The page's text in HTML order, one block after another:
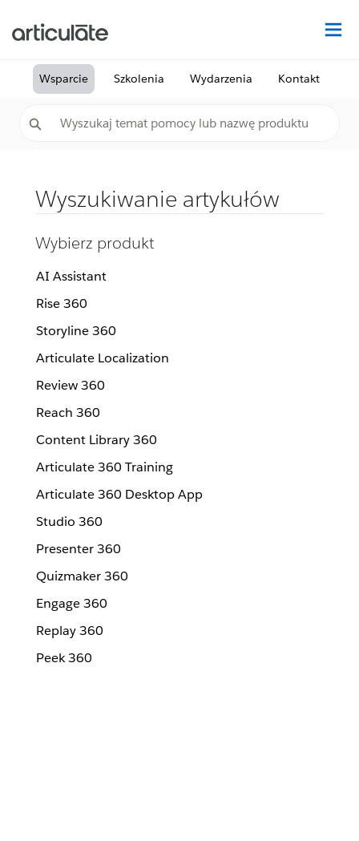
Wsparcie Szkolenia Wydarzenia Kontakt
Wyszukiwanie artykułów
Wybierz produkt
AI Assistant
Rise 360
Storyline 360
Articulate Localization
Review 360
Reach 360
Content Library 360
Articulate 360 Training
Articulate 360 Desktop App
Studio 360
Presenter 360
Quizmaker 360
Engage 360
Replay 360
Peek 360